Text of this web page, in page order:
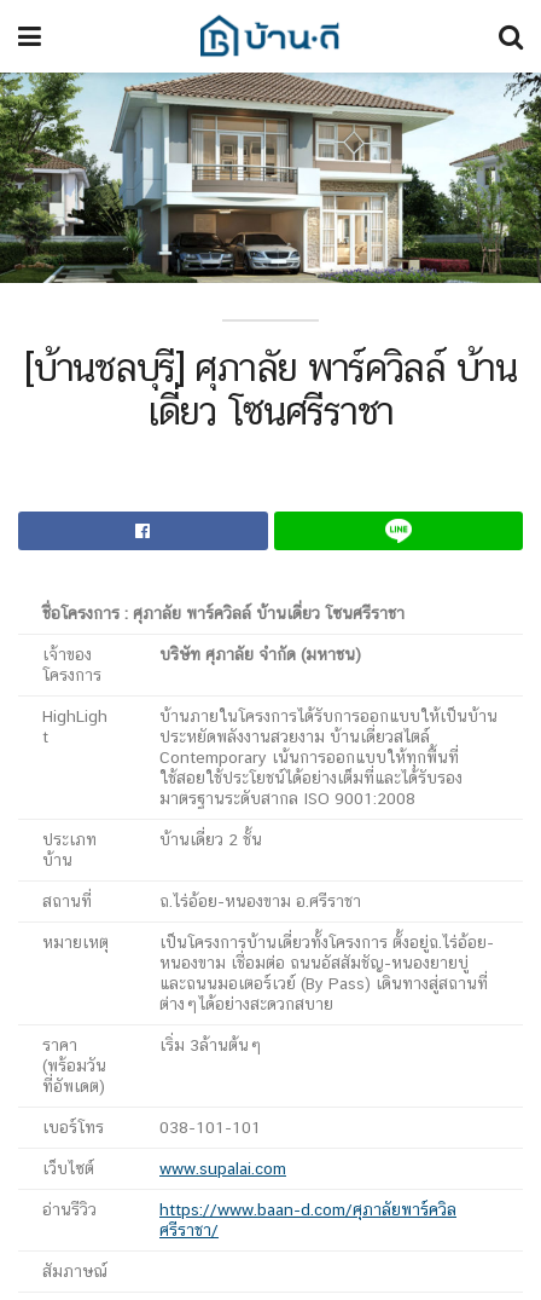
[บ้านชลบุรี] ศุภาลัย พาร์ควิลล์ บ้าน
เดี่ยว โซนศรีราชา
ชื่อโครงการ : ศุภาลัย พาร์ควิลล์ บ้านเดี่ยว โซนศรีราชา
เจ้าของ
โครงการ
บริษัท ศุภาลัย จำกัด (มหาชน)
HighLigh
t
บ้านภายในโครงการได้รับการออกแบบให้เป็นบ้าน
ประหยัดพลังงานสวยงาม บ้านเดี่ยวสไตล์
Contemporary เน้นการออกแบบให้ทุกพื้นที่
ใช้สอยใช้ประโยชน์ได้อย่างเต็มที่และได้รับรอง
มาตรฐานระดับสากล ISO 9001:2008
ประเภท
บ้าน
บ้านเดี่ยว 2 ชั้น
สถานที่ ถ.ไร่อ้อย-หนองขาม อ.ศรีราชา
หมายเหตุ
เป็นโครงการบ้านเดี่ยวทั้งโครงการ ตั้งอยู่ถ.ไร่อ้อย-
หนองขาม เชื่อมต่อ ถนนอัสสัมชัญ-หนองยายบู่
และถนนมอเตอร์เวย์ (By Pass) เดินทางสู่สถานที่
ต่างๆได้อย่างสะดวกสบาย
ราคา
(พร้อมวัน
ที่อัพเดต)
เริ่ม 3ล้านต้นๆ
เบอร์โทร 038-101-101
เว็บไซต์ www.supalai.com
อ่านรีวิว
https://www.baan-d.com/ศุภาลัยพาร์ควิล
ศรีราชา/
สัมภาษณ์